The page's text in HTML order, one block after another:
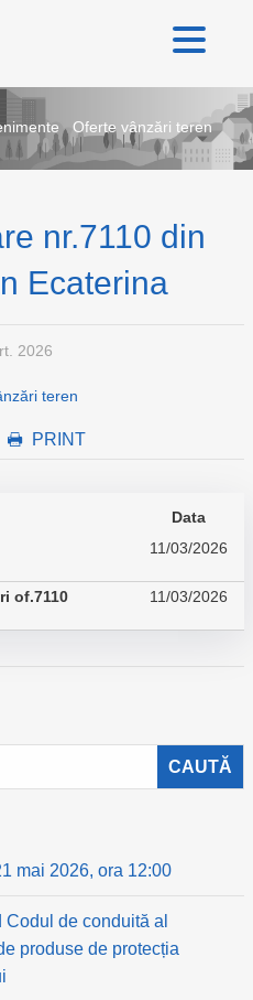
Oferte vânzări teren
nr.7110 din
Ecaterina
2026
teren
PRINT
Data
11/03/2026
of.7110 11/03/2026
mai 2026, ora 12:00
de conduită al
produse de protecția